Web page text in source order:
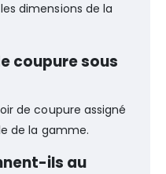
dimensions de la
coupure sous
de coupure assigné
de la gamme.
ils au